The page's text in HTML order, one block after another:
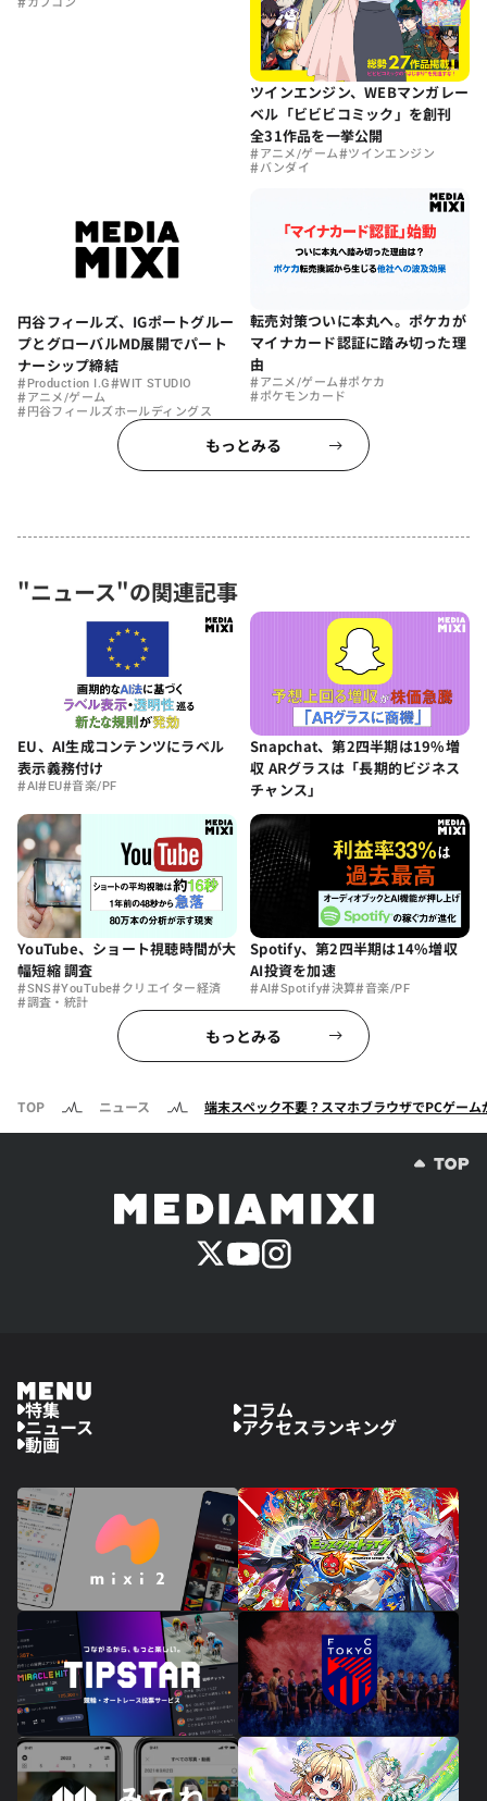
ツインエンジン、WEBマンガレー
ベル「ビビビコミック」を創刊
全31作品を一挙公開
#アニメ/ゲーム#ツインエンジン
#バンダイ
円谷フィールズ、IGポートグルー
プとグローバルMD展開でパート
ナーシップ締結
# Production I.G#WIT STUDIO
#アニメ/ゲーム
# 円谷フィールズホールディングス
転売対策ついに本丸へ。ポケカが
マイナカード認証に踏み切った理
由
#アニメ/ゲーム#ポケカ
#ポケモンカード
もっとみる
"ニュース"の関連記事
EU、AI生成コンテンツにラベル
表示義務付け
#AI#EU#音楽/PF
Snapchat、第2四半期は19%増
収 ARグラスは「長期的ビジネス
チャンス」
YouTube、ショート視聴時間が大
幅短縮 調査
#SNS#YouTube#クリエイター経済
#調査・統計
Spotify、第2四半期は14%増収
AI投資を加速
#AI#Spotify#決算#音楽/PF
もっとみる
TOP ニュース 端末スペック不要？スマホブラウザでPCゲー
特集 コラム
ニュース アクセスランキング
動画